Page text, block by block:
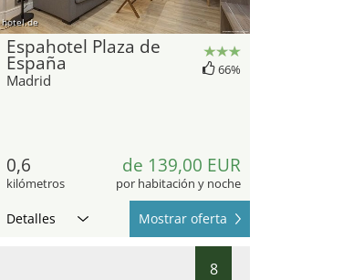
hotel.de
Espahotel Plaza de
España
Madrid
66%
0,6
kilómetros
de 139,00 EUR
por habitación y noche
Detalles Mostrar oferta
8